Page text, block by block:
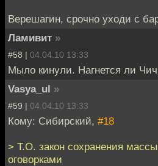
Верешагин, срочно уходи с
Ламивит »
#58 | 04.04.10 13:33
Мыло кинули. Нагнется ли
Vasya_ul »
#59 | 04.04.10 13:33
Кому: Сибирский, #18
> Т.О. закон сохранения
оговорками